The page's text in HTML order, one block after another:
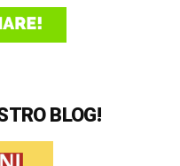
BLOG!